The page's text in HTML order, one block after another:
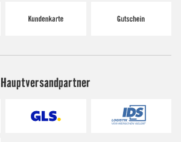
Hauptversandpartner